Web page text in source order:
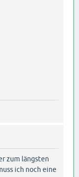
zum längsten
ich noch eine